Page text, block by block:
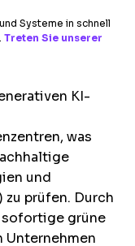
Systeme in schnell
Treten Sie unserer
KI-
was
und
zu prüfen. Durch
sofortige grüne
Unternehmen